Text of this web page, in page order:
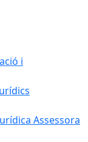
i
Assessora